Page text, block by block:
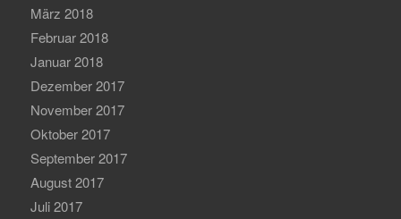
März 2018
Februar 2018
Januar 2018
Dezember 2017
November 2017
Oktober 2017
September 2017
August 2017
Juli 2017